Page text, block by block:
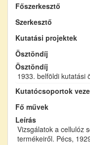
Főszerkesztő
Szerkesztő
Kutatási projektek
Ösztöndíj
Ösztöndíj
1933. belföldi kutatási
Kutatócsoportok
Fő művek
Leírás
Vizsgálatok a cellulóz
termékeiről. Pécs,